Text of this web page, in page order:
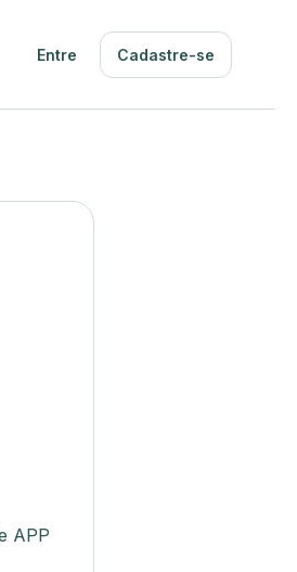
Entre Cadastre-se
APP